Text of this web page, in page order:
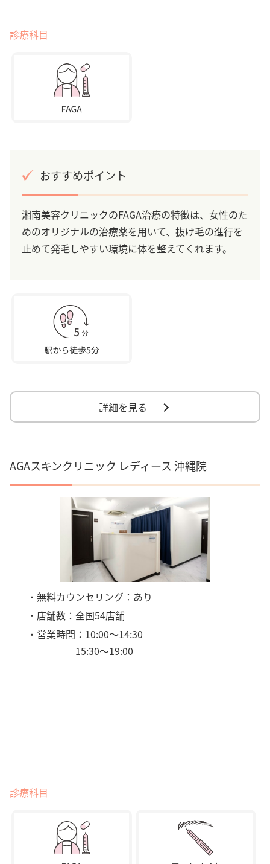
診療科目
おすすめポイント
湘南美容クリニックのFAGA治療の特徴は、女性のた
めのオリジナルの治療薬を用いて、抜け毛の進行を
止めて発毛しやすい環境に体を整えてくれます。
詳細を見る
AGAスキンクリニック レディース 沖縄院
・無料カウンセリング：あり
・店舗数：全国54店舗
・営業時間：10:00〜14:30
15:30〜19:00
診療科目